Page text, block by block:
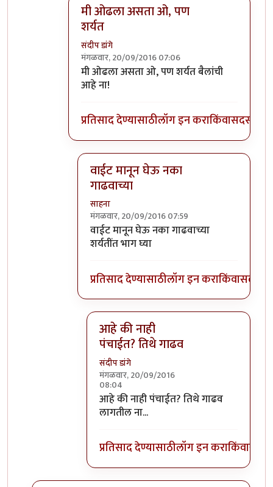
मी ओढला असता ओ, पण
शर्यत
संदीप डांगे
मंगळवार, 20/09/2016 07:06
In reply toइतके चांगले बैल इथे तुम्हाला
मी ओढला असता ओ, पण शर्यत बैलांची
आहे ना!
प्रतिसाद देण्यासाठीलॉग इन कराकिंवासदस्य व्हा
वाईट मानून घेऊ नका
गाढवाच्या
साहना
मंगळवार, 20/09/2016 07:59
In reply toमी ओढला असता ओ, पण शर्यत
वाईट मानून घेऊ नका गाढवाच्या
शर्यतींत भाग घ्या
प्रतिसाद देण्यासाठीलॉग इन कराकिंवासदस्य
आहे की नाही
पंचाईत? तिथे गाढव
संदीप डांगे
मंगळवार, 20/09/2016
08:04
In reply toवाईट मानून घेऊ नका गाढवाच्या
आहे की नाही पंचाईत? तिथे गाढव
लागतील ना...
प्रतिसाद देण्यासाठीलॉग इन कराकिंवा